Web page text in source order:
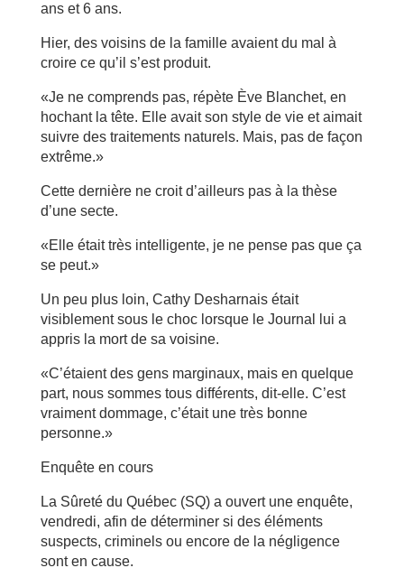
ans et 6 ans.
Hier, des voisins de la famille avaient du mal à
croire ce qu’il s’est produit.
«Je ne comprends pas, répète Ève Blanchet, en
hochant la tête. Elle avait son style de vie et aimait
suivre des traitements naturels. Mais, pas de façon
extrême.»
Cette dernière ne croit d’ailleurs pas à la thèse
d’une secte.
«Elle était très intelligente, je ne pense pas que ça
se peut.»
Un peu plus loin, Cathy Desharnais était
visiblement sous le choc lorsque le Journal lui a
appris la mort de sa voisine.
«C’étaient des gens marginaux, mais en quelque
part, nous sommes tous différents, dit-elle. C’est
vraiment dommage, c’était une très bonne
personne.»
Enquête en cours
La Sûreté du Québec (SQ) a ouvert une enquête,
vendredi, afin de déterminer si des éléments
suspects, criminels ou encore de la négligence
sont en cause.